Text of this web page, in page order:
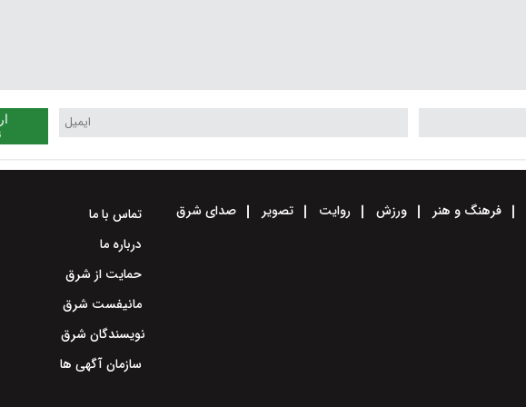
فرهنگ و هنر ورزش روایت تصویر صدای شرق
تماس با ما
درباره ما
حمایت از شرق
مانیفست شرق
نویسندگان شرق
سازمان آگهی ها